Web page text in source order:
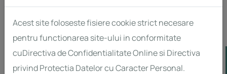
Acest site foloseste fisiere cookie strict necesare
pentru functionarea site-ului in conformitate
cuDirectiva de Confidentialitate Online si Directiva
privind Protectia Datelor cu Caracter Personal.